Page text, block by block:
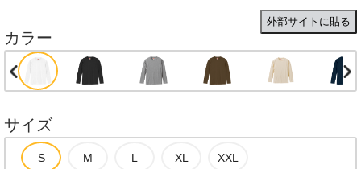
外部サイトに貼る
カラー
サイズ